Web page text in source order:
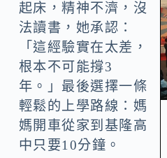
起床，精神不濟，沒
法讀書，她承認：
「這經驗實在太差，
根本不可能撐3
年。」最後選擇一條
輕鬆的上學路線：媽
媽開車從家到基隆高
中只要10分鐘。